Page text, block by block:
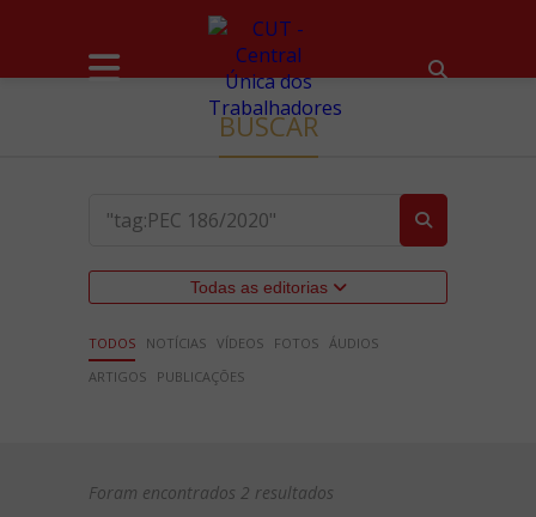
BUSCAR
Todas as editorias
TODOS NOTÍCIAS VÍDEOS FOTOS ÁUDIOS
ARTIGOS
PUBLICAÇÕES
Foram encontrados 2 resultados